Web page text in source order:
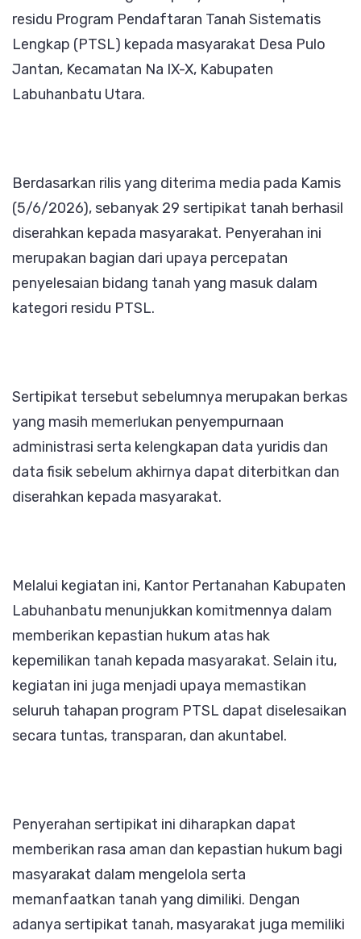
Desa
Pulo
residu Program Pendaftaran Tanah Sistematis
Lengkap (PTSL) kepada masyarakat Desa Pulo
Jantan, Kecamatan Na IX-X, Kabupaten
Labuhanbatu Utara.
Berdasarkan rilis yang diterima media pada Kamis
(5/6/2026), sebanyak 29 sertipikat tanah berhasil
diserahkan kepada masyarakat. Penyerahan ini
merupakan bagian dari upaya percepatan
penyelesaian bidang tanah yang masuk dalam
kategori residu PTSL.
Sertipikat tersebut sebelumnya merupakan berkas
yang masih memerlukan penyempurnaan
administrasi serta kelengkapan data yuridis dan
data fisik sebelum akhirnya dapat diterbitkan dan
diserahkan kepada masyarakat.
Melalui kegiatan ini, Kantor Pertanahan Kabupaten
Labuhanbatu menunjukkan komitmennya dalam
memberikan kepastian hukum atas hak
kepemilikan tanah kepada masyarakat. Selain itu,
kegiatan ini juga menjadi upaya memastikan
seluruh tahapan program PTSL dapat diselesaikan
secara tuntas, transparan, dan akuntabel.
Penyerahan sertipikat ini diharapkan dapat
memberikan rasa aman dan kepastian hukum bagi
masyarakat dalam mengelola serta
memanfaatkan tanah yang dimiliki. Dengan
adanya sertipikat tanah, masyarakat juga memiliki